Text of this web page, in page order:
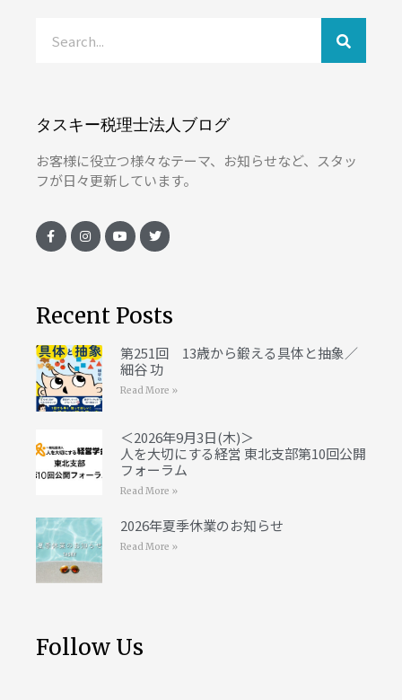
タスキー税理士法人ブログ
お客様に役立つ様々なテーマ、お知らせなど、スタッ
フが日々更新しています。
Recent Posts
第251回 13歳から鍛える具体と抽象／
細谷 功
Read More »
＜2026年9月3日(木)＞
人を大切にする経営 東北支部第10回公開
フォーラム
Read More »
2026年夏季休業のお知らせ
Read More »
Follow Us